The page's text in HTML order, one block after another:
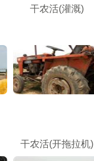
干农活(灌溉)
干农活(开拖拉机)